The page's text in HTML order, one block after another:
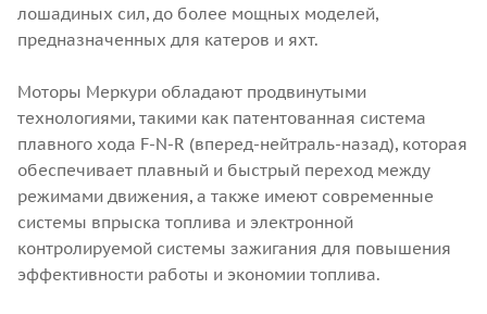
лошадиных сил, до более мощных моделей,
предназначенных для катеров и яхт.
Моторы Меркури обладают продвинутыми
технологиями, такими как патентованная система
плавного хода F-N-R (вперед-нейтраль-назад), которая
обеспечивает плавный и быстрый переход между
режимами движения, а также имеют современные
системы впрыска топлива и электронной
контролируемой системы зажигания для повышения
эффективности работы и экономии топлива.